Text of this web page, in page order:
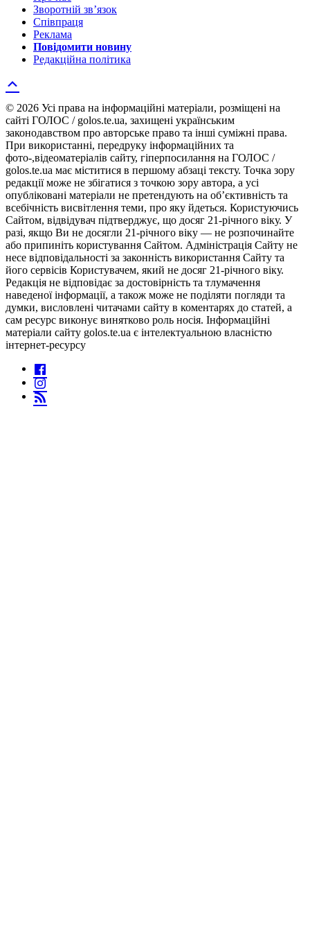
Зворотній зв’язок
Співпраця
Реклама
Повідомити новину
Редакційна політика
© 2026 Усі права на інформаційні матеріали, розміщені на
сайті ГОЛОС / golos.te.ua, захищені українським
законодавством про авторське право та інші суміжні права.
При використанні, передруку інформаційних та
фото-,відеоматеріалів сайту, гіперпосилання на ГОЛОС /
golos.te.ua має міститися в першому абзаці тексту. Точка зору
редакції може не збігатися з точкою зору автора, а усі
опубліковані матеріали не претендують на об’єктивність та
всебічність висвітлення теми, про яку йдеться. Користуючись
Сайтом, відвідувач підтверджує, що досяг 21-річного віку. У
разі, якщо Ви не досягли 21-річного віку — не розпочинайте
або припиніть користування Сайтом. Адміністрація Сайту не
несе відповідальності за законність використання Сайту та
його сервісів Користувачем, який не досяг 21-річного віку.
Редакція не відповідає за достовірність та тлумачення
наведеної інформації, а також може не поділяти погляди та
думки, висловлені читачами сайту в коментарях до статей, а
сам ресурс виконує винятково роль носія. Інформаційні
матеріали сайту golos.te.ua є інтелектуальною власністю
інтернет-ресурсу